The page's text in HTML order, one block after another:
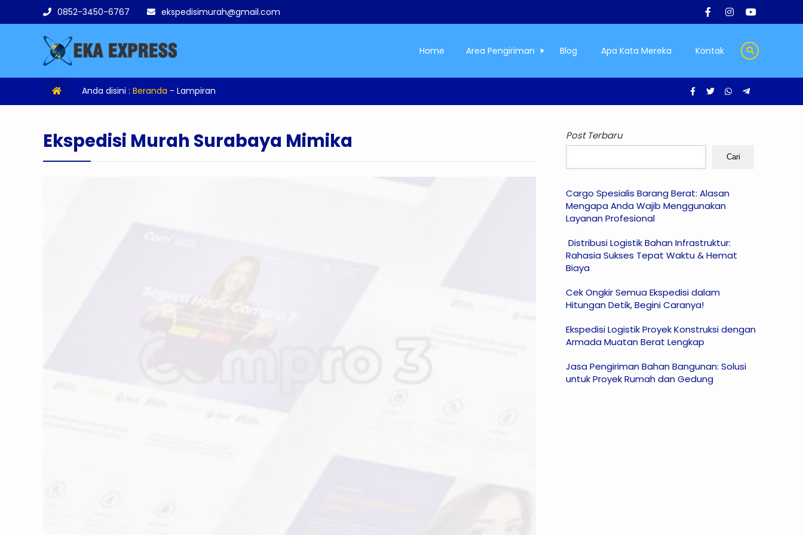
0852-3450-6767 ekspedisimurah@gmail.com
Home Area Pengiriman Blog Apa Kata Mereka Kontak
Anda disini : Beranda - Lampiran
Ekspedisi Murah Surabaya Mimika Post Terbaru
Cari
Cargo Spesialis Barang Berat: Alasan
Mengapa Anda Wajib Menggunakan
Layanan Profesional
Distribusi Logistik Bahan Infrastruktur:
Rahasia Sukses Tepat Waktu & Hemat
Biaya
Cek Ongkir Semua Ekspedisi dalam
Hitungan Detik, Begini Caranya!
Ekspedisi Logistik Proyek Konstruksi dengan
Armada Muatan Berat Lengkap
Jasa Pengiriman Bahan Bangunan: Solusi
untuk Proyek Rumah dan Gedung